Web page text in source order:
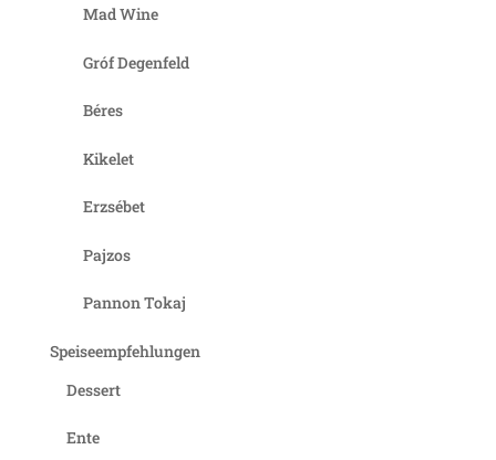
Mad Wine
Gróf Degenfeld
Béres
Kikelet
Erzsébet
Pajzos
Pannon Tokaj
Speiseempfehlungen
Dessert
Ente